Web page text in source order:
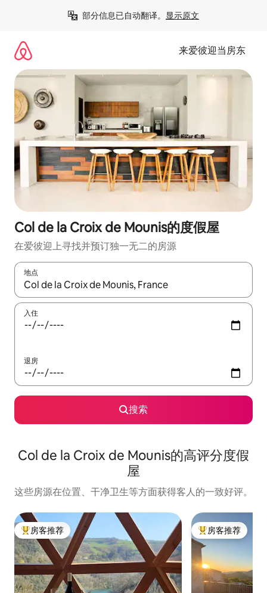
部分信息已自动翻译。 显示原文
来爱彼迎当房东
Col de la Croix de Mounis的度假屋
在爱彼迎上寻找并预订独一无二的房源
地点
如有搜索结果，请使用上下方向键查看，或通过点击或滑动手势
入住
退房
搜索
Col de la Croix de Mounis的高评分度假
屋
这些房源在位置、干净卫生等方面获得客人的一致好评。
热门「房客推荐」
房客推荐 热门「房客推荐」
房客推荐